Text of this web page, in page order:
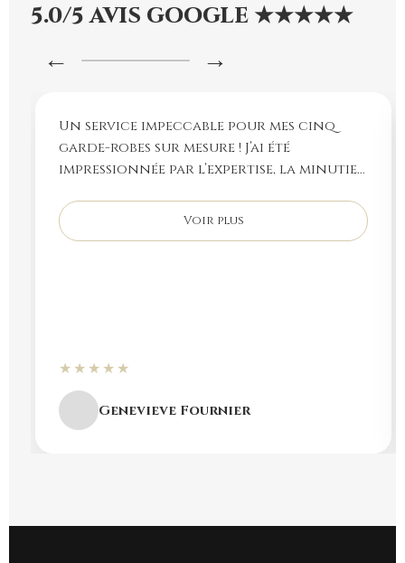
5.0/5 AVIS GOOGLE ★★★★★
← →
Un service impeccable pour mes cinq
garde-robes sur mesure ! J’ai été
impressionnée par l’expertise, la minutie
recommande fortement. Merci encore !
Voir plus
★★★★★
Genevieve Fournier